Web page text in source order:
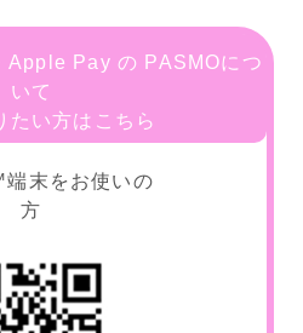
Apple Pay の PASMOにつ
いて
たい方はこちら
末をお使いの
方